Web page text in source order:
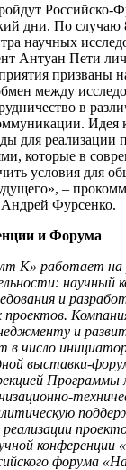
Российско-
дни. По случаю
научных
Антуан Пети
призваны
между
в
Идея
для реализации
которые в
условия для
–
Фурсенко.
и Форума
К» работает на
научный
и
проектов.
и
в число
выставки-
Программы
конференции
форума